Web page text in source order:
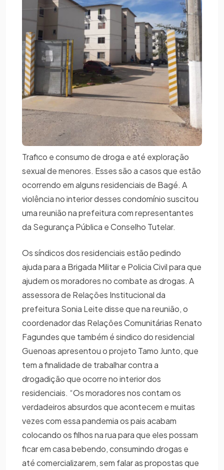
Trafico e consumo de droga e até exploração
sexual de menores. Esses são a casos que estão
ocorrendo em alguns residenciais de Bagé. A
violência no interior desses condomínio suscitou
uma reunião na prefeitura com representantes
da Segurança Pública e Conselho Tutelar.
Os síndicos dos residenciais estão pedindo
ajuda para a Brigada Militar e Policia Civil para que
ajudem os moradores no combate as drogas. A
assessora de Relações Institucional da
prefeitura Sonia Leite disse que na reunião, o
coordenador das Relações Comunitárias Renato
Fagundes que também é sindico do residencial
Guenoas apresentou o projeto Tamo Junto, que
tem a finalidade de trabalhar contra a
drogadição que ocorre no interior dos
residenciais. “Os moradores nos contam os
verdadeiros absurdos que acontecem e muitas
vezes com essa pandemia os pais acabam
colocando os filhos na rua para que eles possam
ficar em casa bebendo, consumindo drogas e
até comercializarem, sem falar as propostas que